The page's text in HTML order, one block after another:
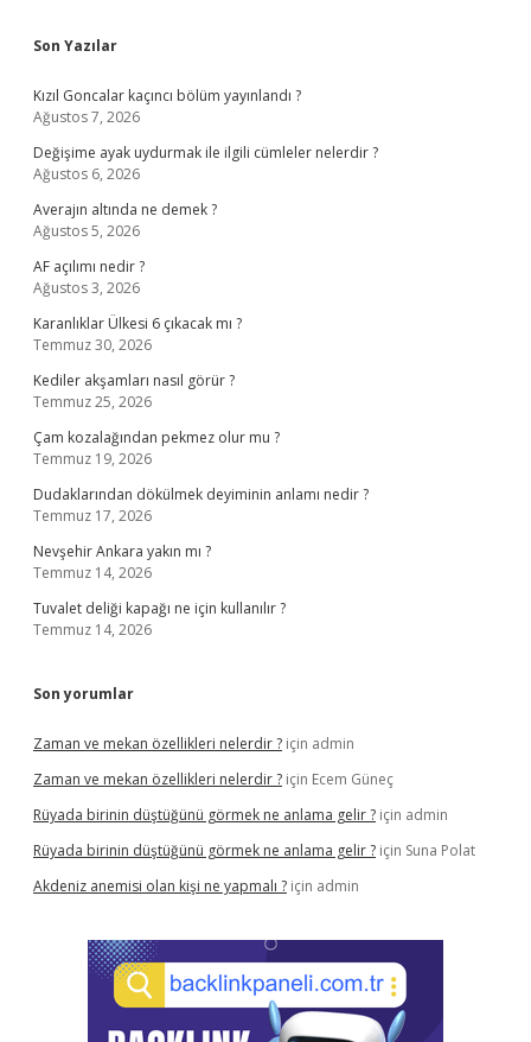
Sidebar
Son Yazılar
Kızıl Goncalar kaçıncı bölüm yayınlandı ?
Ağustos 7, 2026
Değişime ayak uydurmak ile ilgili cümleler nelerdir ?
Ağustos 6, 2026
Averajın altında ne demek ?
Ağustos 5, 2026
AF açılımı nedir ?
Ağustos 3, 2026
Karanlıklar Ülkesi 6 çıkacak mı ?
Temmuz 30, 2026
Kediler akşamları nasıl görür ?
Temmuz 25, 2026
Çam kozalağından pekmez olur mu ?
Temmuz 19, 2026
Dudaklarından dökülmek deyiminin anlamı nedir ?
Temmuz 17, 2026
Nevşehir Ankara yakın mı ?
Temmuz 14, 2026
Tuvalet deliği kapağı ne için kullanılır ?
Temmuz 14, 2026
Son yorumlar
Zaman ve mekan özellikleri nelerdir ? için admin
Zaman ve mekan özellikleri nelerdir ? için Ecem Güneç
Rüyada birinin düştüğünü görmek ne anlama gelir ? için admin
Rüyada birinin düştüğünü görmek ne anlama gelir ? için Suna Polat
Akdeniz anemisi olan kişi ne yapmalı ? için admin